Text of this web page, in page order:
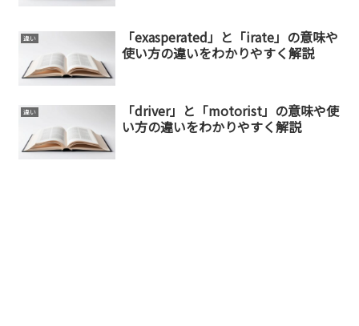
違い
「exasperated」と「irate」の意味や
使い方の違いをわかりやすく解説
違い
「driver」と「motorist」の意味や使
い方の違いをわかりやすく解説